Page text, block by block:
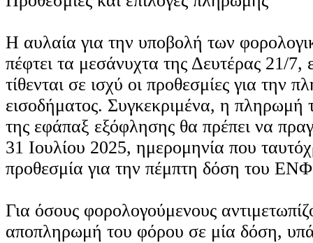
Η αυλαία για την υποβολή των
πέφτει τα μεσάνυχτα της Δευτέρας 21/
τίθενται σε ισχύ οι προθεσμίες για την
εισοδήματος. Συγκεκριμένα, η πληρωμή
της εφάπαξ εξόφλησης θα πρέπει να
31 Ιουλίου 2025, ημερομηνία που
προθεσμία για την πέμπτη δόση του
Για όσους φορολογούμενους
αποπληρωμή του φόρου σε μία δόση,